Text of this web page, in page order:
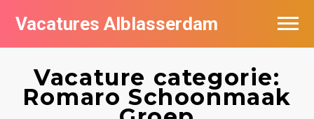
Vacatures Alblasserdam
Vacature categorie:
Romaro Schoonmaak
Vacatures per bedrijf in Alblasserdam
De populairste vacatures in Alblasserdam